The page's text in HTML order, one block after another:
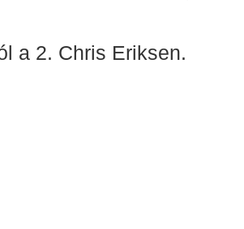
a 2. Chris Eriksen.